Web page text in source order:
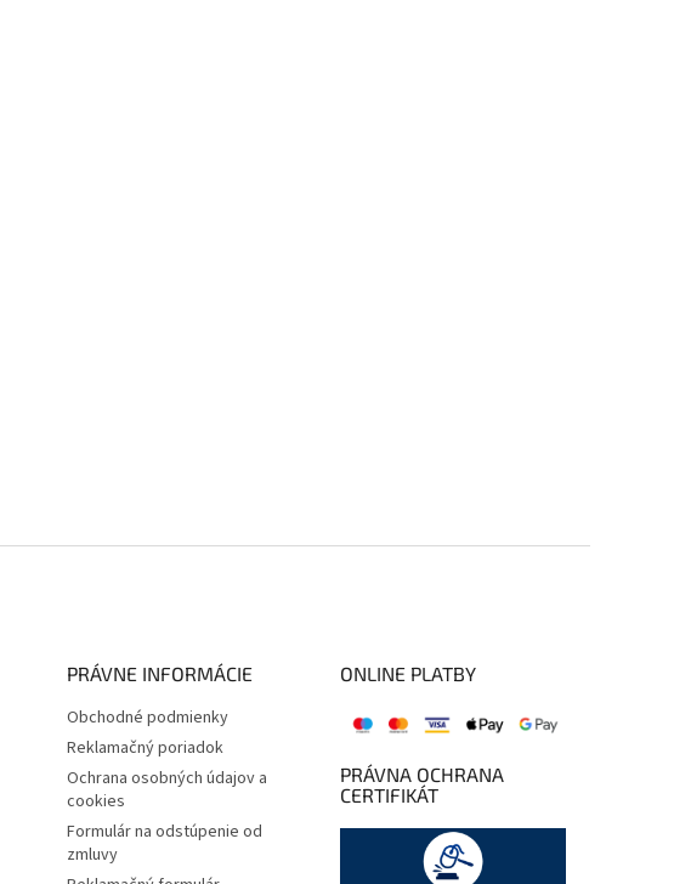
PRÁVNE INFORMÁCIE
Obchodné podmienky
Reklamačný poriadok
Ochrana osobných údajov a
cookies
Formulár na odstúpenie od
zmluvy
ONLINE PLATBY
PRÁVNA OCHRANA
CERTIFIKÁT